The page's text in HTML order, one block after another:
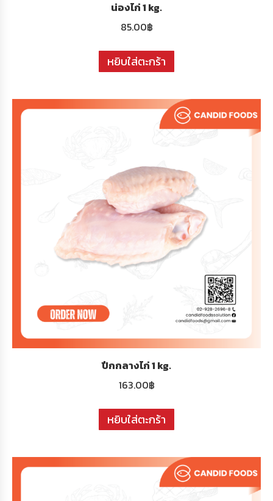
น่องไก่ 1 kg.
85.00฿
หยิบใส่ตะกร้า
ปีกกลางไก่ 1 kg.
163.00฿
หยิบใส่ตะกร้า